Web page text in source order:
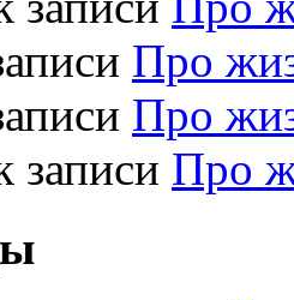
Про
Про
записи Про